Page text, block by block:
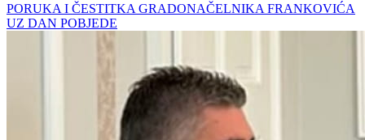
PORUKA I ČESTITKA GRADONAČELNIKA FRANKOVIĆA
UZ DAN POBJEDE